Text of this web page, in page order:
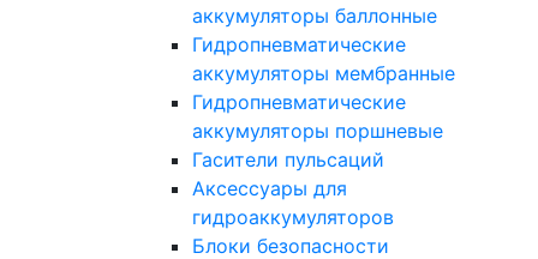
аккумуляторы баллонные
Гидропневматические
аккумуляторы мембранные
Гидропневматические
аккумуляторы поршневые
Гасители пульсаций
Аксессуары для
гидроаккумуляторов
Блоки безопасности